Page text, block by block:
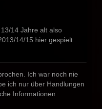
14 Jahre alt also
14/15 hier gespielt
Ich war noch nie
ich nur über Handlungen
Informationen